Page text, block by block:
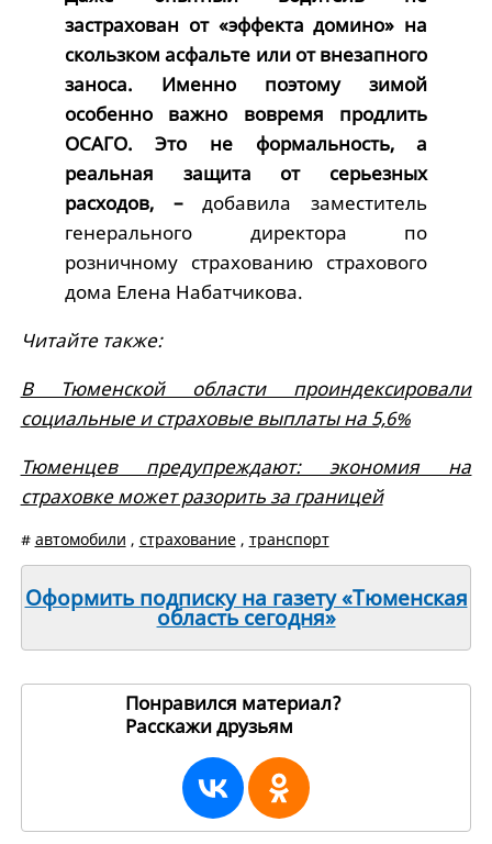
застрахован от «эффекта домино» на
скользком асфальте или от внезапного
заноса. Именно поэтому зимой
особенно важно вовремя продлить
ОСАГО. Это не формальность, а
реальная защита от серьезных
расходов, –добавила заместитель
генерального директора по
розничному страхованию страхового
дома Елена Набатчикова.
Читайте также:
В Тюменской области проиндексировали
социальные и страховые выплаты на 5,6%
Тюменцев предупреждают: экономия на
страховке может разорить за границей
# автомобили , страхование, транспорт
Оформить подписку на газету «Тюменская
область сегодня»
Понравился материал?
Расскажи друзьям